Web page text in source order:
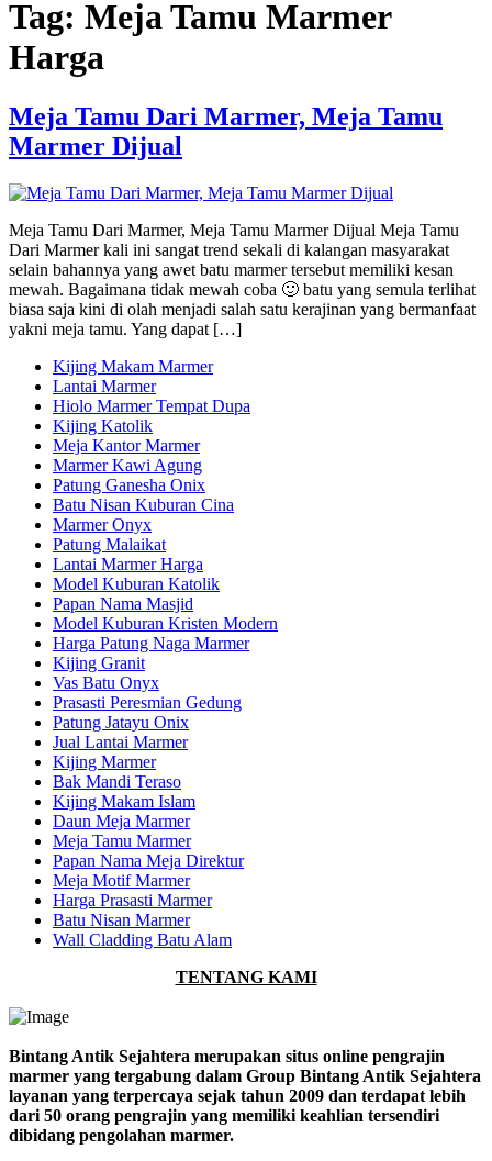
Tag: Meja Tamu Marmer
Harga
Meja Tamu Dari Marmer, Meja Tamu
Marmer Dijual
Meja Tamu Dari Marmer, Meja Tamu Marmer Dijual Meja Tamu
Dari Marmer kali ini sangat trend sekali di kalangan masyarakat
selain bahannya yang awet batu marmer tersebut memiliki kesan
mewah. Bagaimana tidak mewah coba 🙂 batu yang semula terlihat
biasa saja kini di olah menjadi salah satu kerajinan yang bermanfaat
yakni meja tamu. Yang dapat […]
Kijing Makam Marmer
Lantai Marmer
Hiolo Marmer Tempat Dupa
Kijing Katolik
Meja Kantor Marmer
Marmer Kawi Agung
Patung Ganesha Onix
Batu Nisan Kuburan Cina
Marmer Onyx
Patung Malaikat
Lantai Marmer Harga
Model Kuburan Katolik
Papan Nama Masjid
Model Kuburan Kristen Modern
Harga Patung Naga Marmer
Kijing Granit
Vas Batu Onyx
Prasasti Peresmian Gedung
Patung Jatayu Onix
Jual Lantai Marmer
Kijing Marmer
Bak Mandi Teraso
Kijing Makam Islam
Daun Meja Marmer
Meja Tamu Marmer
Papan Nama Meja Direktur
Meja Motif Marmer
Harga Prasasti Marmer
Batu Nisan Marmer
Wall Cladding Batu Alam
TENTANG KAMI
Bintang Antik Sejahtera merupakan situs online pengrajin
marmer yang tergabung dalam Group Bintang Antik Sejahtera
layanan yang terpercaya sejak tahun 2009 dan terdapat lebih
dari 50 orang pengrajin yang memiliki keahlian tersendiri
dibidang pengolahan marmer.